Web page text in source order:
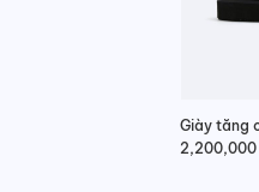
2,200,000